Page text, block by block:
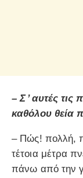
– Σ ̓ αυτές τις
καθόλου θεία
– Πώς! πολλή,
τέτοια μέτρα
πάνω από την